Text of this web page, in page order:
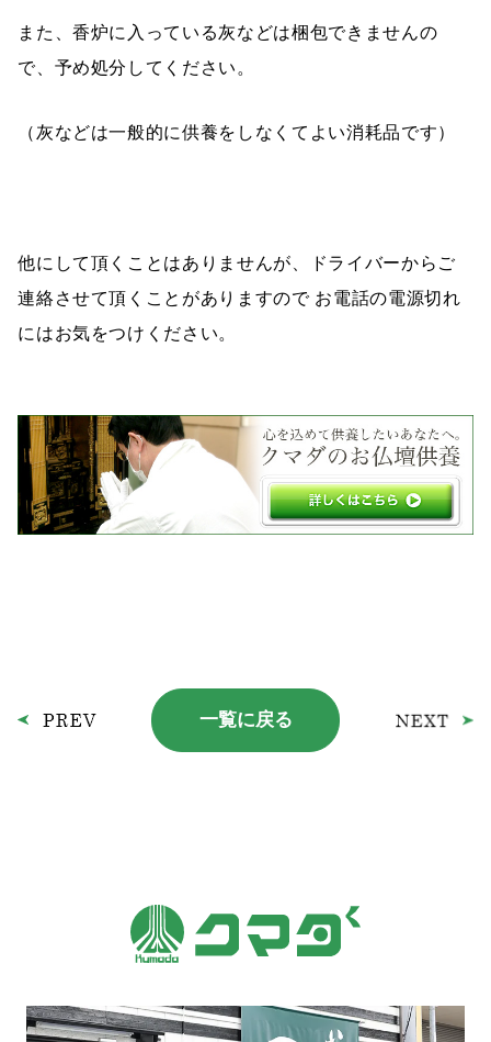
また、香炉に入っている灰などは梱包できませんの
で、予め処分してください。
（灰などは一般的に供養をしなくてよい消耗品です）
他にして頂くことはありませんが、ドライバーからご
連絡させて頂くことがありますので お電話の電源切れ
にはお気をつけください。
一覧に戻る